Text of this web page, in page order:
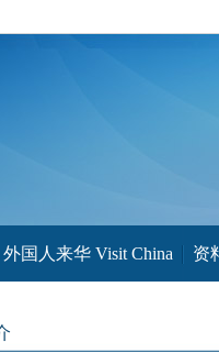
外国人来华 Visit China 资